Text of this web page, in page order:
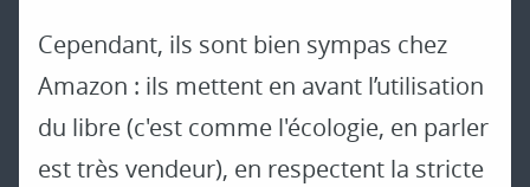
Cependant, ils sont bien sympas chez
Amazon : ils mettent en avant l’utilisation
du libre (c'est comme l'écologie, en parler
est très vendeur), en respectent la stricte